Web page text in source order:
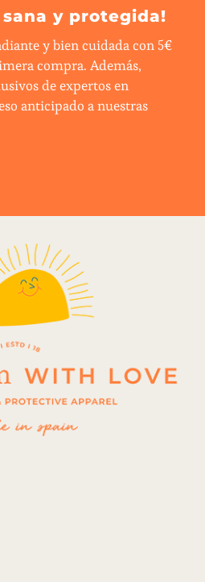
y protegida!
y bien cuidada con 5€
compra. Además,
de expertos en
anticipado a nuestras